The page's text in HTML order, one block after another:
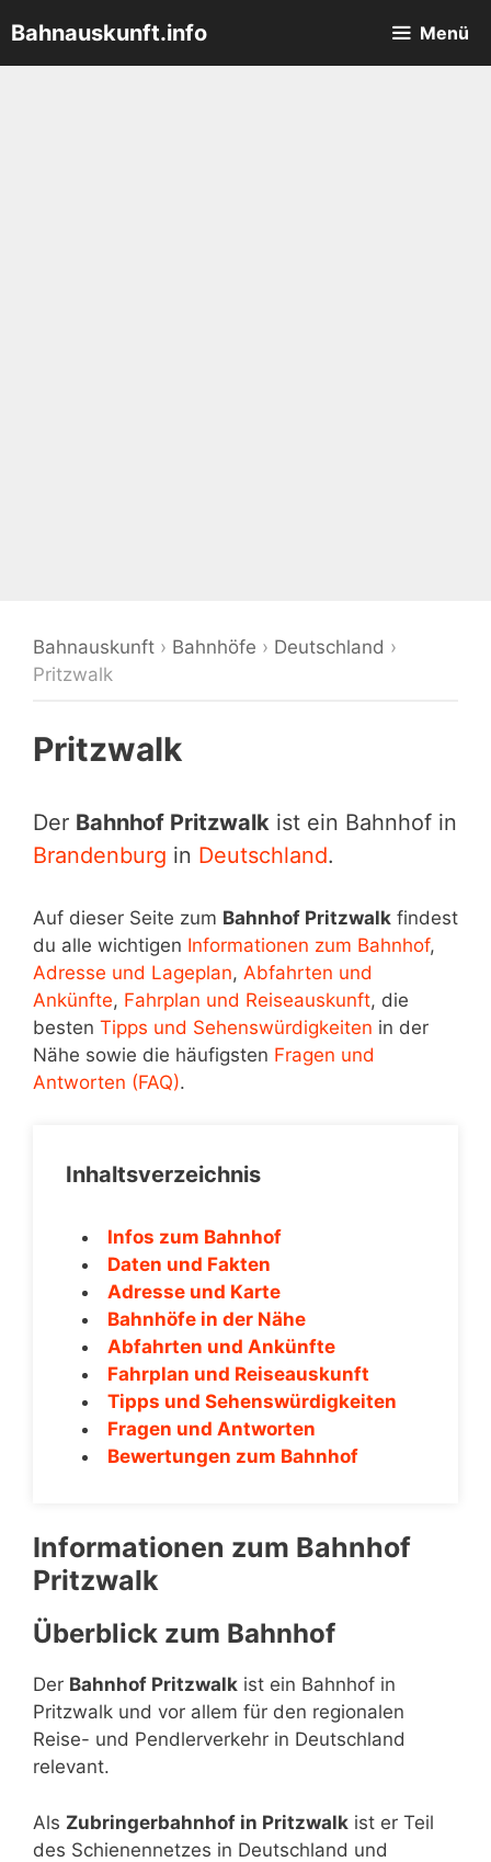
Inhalt
springen
Bahnauskunft.info Menü
Bahnauskunft › Bahnhöfe › Deutschland ›
Pritzwalk
Pritzwalk
Der Bahnhof Pritzwalk ist ein Bahnhof in
Brandenburg in Deutschland.
Auf dieser Seite zum Bahnhof Pritzwalk findest
du alle wichtigen Informationen zum Bahnhof,
Adresse und Lageplan, Abfahrten und
Ankünfte, Fahrplan und Reiseauskunft, die
besten Tipps und Sehenswürdigkeiten in der
Nähe sowie die häufigsten Fragen und
Antworten (FAQ).
Inhaltsverzeichnis
Infos zum Bahnhof
Daten und Fakten
Adresse und Karte
Bahnhöfe in der Nähe
Abfahrten und Ankünfte
Fahrplan und Reiseauskunft
Tipps und Sehenswürdigkeiten
Fragen und Antworten
Bewertungen zum Bahnhof
Informationen zum Bahnhof
Pritzwalk
Überblick zum Bahnhof
Der Bahnhof Pritzwalk ist ein Bahnhof in
Pritzwalk und vor allem für den regionalen
Reise- und Pendlerverkehr in Deutschland
relevant.
Als Zubringerbahnhof in Pritzwalk ist er Teil
des Schienennetzes in Deutschland und